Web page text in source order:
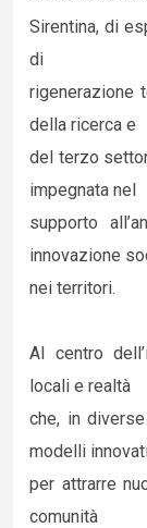
Sirentina, di
di
rigenerazione
della ricerca e
del terzo
impegnata nel
supporto
innovazione
nei territori.
Al centro
locali e realtà
che, in
modelli
per attrarre
comunità